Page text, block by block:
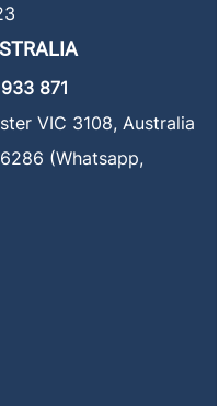
871
VIC 3108, Australia
(Whatsapp,